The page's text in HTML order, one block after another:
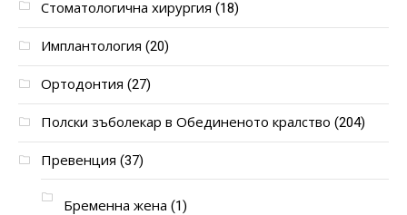
Стоматологична хирургия (18)
Имплантология (20)
Ортодонтия (27)
Полски зъболекар в Обединеното кралство (204)
Превенция (37)
Бременна жена (1)